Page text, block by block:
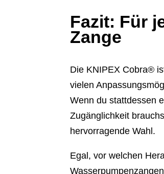
Fazit: Für
Zange
Die KNIPEX Cobra®
vielen
Wenn du stattdessen
Zugänglichkeit
hervorragende Wahl.
Egal, vor welchen